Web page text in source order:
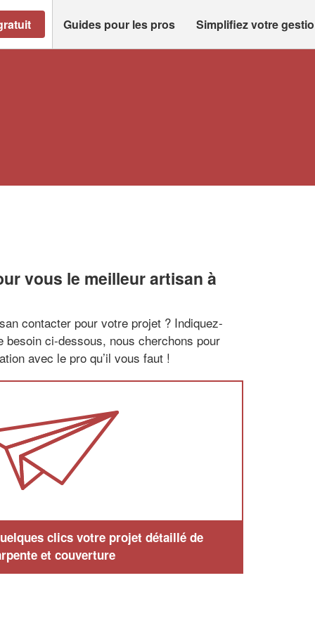
Guides pour les pros Simplifiez votre
vous le meilleur artisan à
contacter pour votre projet ? Indiquez-
besoin ci-dessous, nous cherchons pour
avec le pro qu’il vous faut !
clics votre projet détaillé de
et couverture